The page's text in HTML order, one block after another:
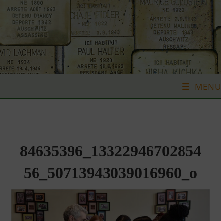
Skip
content
MENU
84635396_13322946702854
56_50713943039016960_o